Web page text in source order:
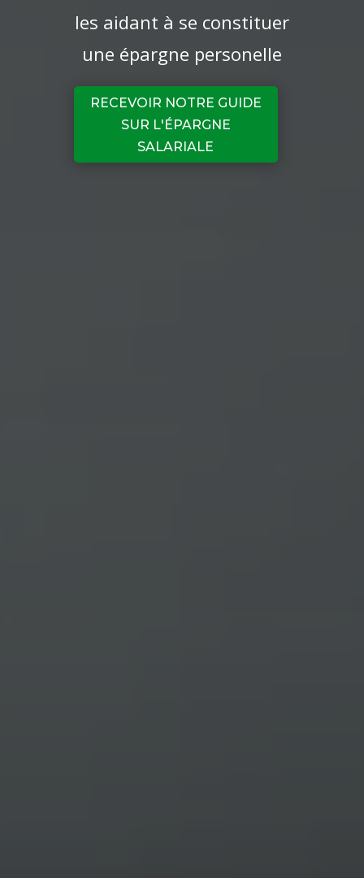
les aidant à se constituer
une épargne personelle
RECEVOIR NOTRE GUIDE
SUR L'ÉPARGNE
SALARIALE